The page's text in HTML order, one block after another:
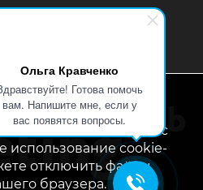
Ольга Кравченко
Готова помочь
вам. Напишите мне, если у
вас появятся вопросы.
сайта и его
мы
Продолжая работу с
использование cookie-
отключить файлы
браузера.